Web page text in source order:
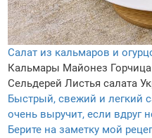
Салат из кальмаров и
Кальмары Майонез
Сельдерей Листья салата
Быстрый, свежий и легкий
очень выручит, если вдруг
Берите на заметку мой